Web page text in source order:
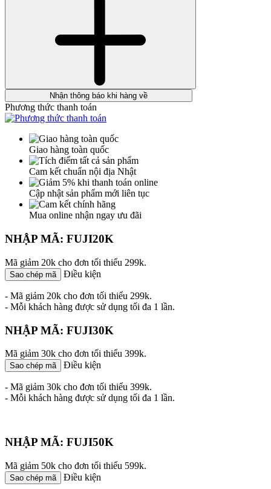
Nhận thông báo khi hàng về
Phương thức thanh toán
Giao hàng toàn quốc
Cam kết chuẩn nội địa Nhật
Cập nhật sản phẩm mới liên tục
Mua online nhận ngay ưu đãi
NHẬP MÃ: FUJI20K
Mã giảm 20k cho đơn tối thiểu 299k.
Sao chép mã Điều kiện
- Mã giảm 20k cho đơn tối thiểu 299k.
- Mỗi khách hàng được sử dụng tối đa 1 lần.
NHẬP MÃ: FUJI30K
Mã giảm 30k cho đơn tối thiểu 399k.
Sao chép mã Điều kiện
- Mã giảm 30k cho đơn tối thiểu 399k.
- Mỗi khách hàng được sử dụng tối đa 1 lần.
NHẬP MÃ: FUJI50K
Mã giảm 50k cho đơn tối thiểu 599k.
Sao chép mã Điều kiện